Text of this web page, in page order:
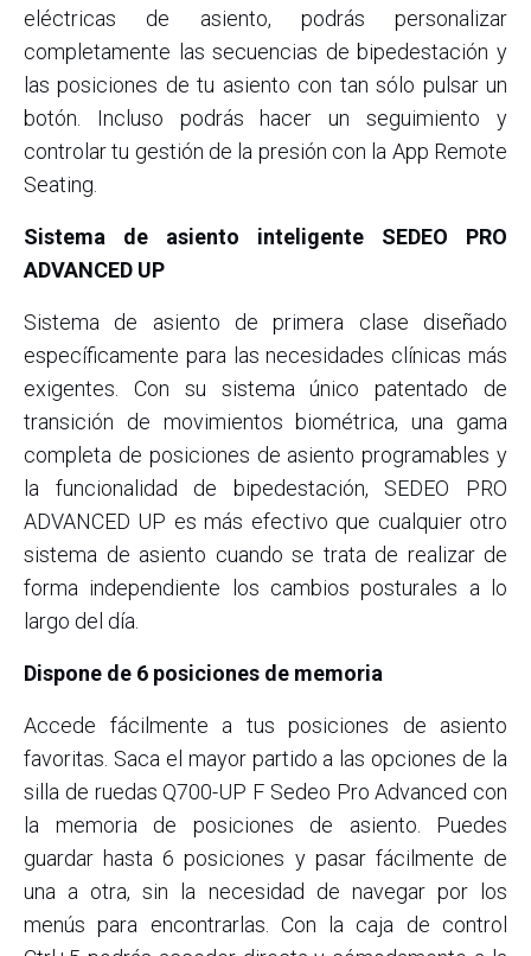
eléctricas de asiento, podrás personalizar
completamente las secuencias de bipedestación y
las posiciones de tu asiento con tan sólo pulsar un
botón. Incluso podrás hacer un seguimiento y
controlar tu gestión de la presión con la App Remote
Seating.
Sistema de asiento inteligente SEDEO PRO
ADVANCED UP
Sistema de asiento de primera clase diseñado
específicamente para las necesidades clínicas más
exigentes. Con su sistema único patentado de
transición de movimientos biométrica, una gama
completa de posiciones de asiento programables y
la funcionalidad de bipedestación, SEDEO PRO
ADVANCED UP es más efectivo que cualquier otro
sistema de asiento cuando se trata de realizar de
forma independiente los cambios posturales a lo
largo del día.
Dispone de 6 posiciones de memoria
Accede fácilmente a tus posiciones de asiento
favoritas. Saca el mayor partido a las opciones de la
silla de ruedas Q700-UP F Sedeo Pro Advanced con
la memoria de posiciones de asiento. Puedes
guardar hasta 6 posiciones y pasar fácilmente de
una a otra, sin la necesidad de navegar por los
menús para encontrarlas. Con la caja de control